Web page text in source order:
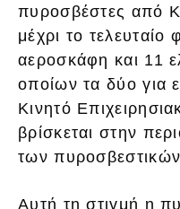
πυροσβέστες από
μέχρι το
αεροσκάφη και 11
οποίων τα δύο για
Κινητό
βρίσκεται στην
των
Αυτή τη στιγμή η